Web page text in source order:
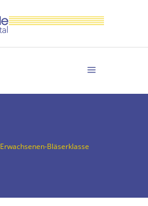
Erwachsenen-Bläserklasse